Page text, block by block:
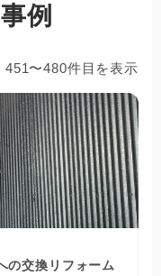
例
451〜480件目を表示
の交換リフォーム